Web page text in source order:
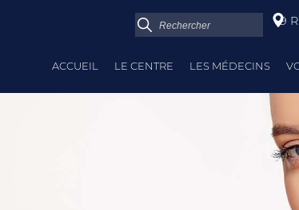
9
ACCUEIL LE CENTRE LES MÉDECINS